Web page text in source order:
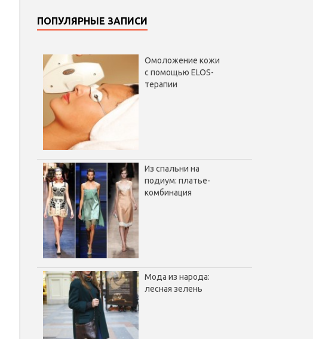
ПОПУЛЯРНЫЕ ЗАПИСИ
Омоложение кожи
с помощью ELOS-
терапии
Из спальни на
подиум: платье-
комбинация
Мода из народа:
лесная зелень